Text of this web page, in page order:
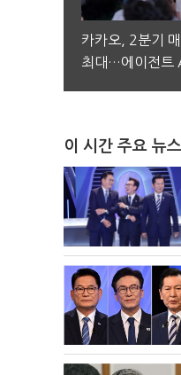
카카오, 2분기
최대…에이전트
이 시간 주요 뉴스